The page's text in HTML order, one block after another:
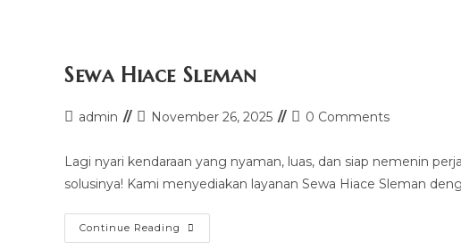
Sewa Hiace Sleman
Postadmin
Post
modified:
November 26, 2025
Post0 Comments
Lagi nyari kendaraan yang nyaman, luas, dan siap nemenin
solusinya! Kami menyediakan layanan Sewa Hiace Sleman
Continue Reading Sewa
Hiace